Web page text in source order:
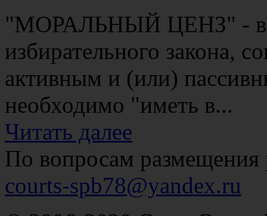
"МОРАЛЬНЫЙ ЦЕНЗ" - в
избирательного закона,
активным и (или)
необходимо "иметь в...
Читать далее
По вопросам размещения
courts-spb78@yandex.ru